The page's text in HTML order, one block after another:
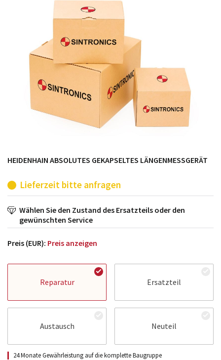
möglich. SINTRONICS ist dann ihr Partner, der
entweder die alten Baugruppen technisch hochwertig
repariert oder ihnen die abgekündigten Baugruppen
aus dem eigenen Lager ersetzt.
HEIDENHAIN ABSOLUTES GEKAPSELTES LÄNGENMESSGERÄT
Lieferzeit bitte anfragen
Wählen Sie den Zustand des Ersatzteils oder den
gewünschten Service
Preis (EUR): Preis anzeigen
Reparatur Ersatzteil
Austausch Neuteil
24 Monate Gewährleistung auf die komplette Baugruppe